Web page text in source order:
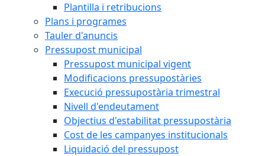
Plantilla i retribucions
Plans i programes
Tauler d'anuncis
Pressupost municipal
Pressupost municipal vigent
Modificacions pressupostàries
Execució pressupostària trimestral
Nivell d'endeutament
Objectius d'estabilitat pressupostària
Cost de les campanyes institucionals
Liquidació del pressupost